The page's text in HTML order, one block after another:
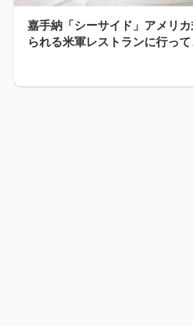
嘉手納「シーサイド」アメリ
られる米軍レストランに行って